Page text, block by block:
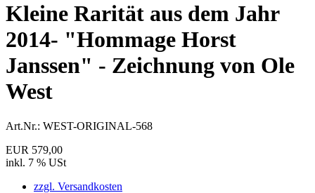
Kleine Rarität aus dem Jahr
2014- "Hommage Horst
Janssen" - Zeichnung von Ole
West
Art.Nr.: WEST-ORIGINAL-568
EUR 579,00
inkl. 7 % USt
zzgl. Versandkosten